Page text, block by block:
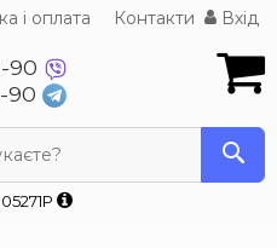
і оплата Контакти Вхід
90
90